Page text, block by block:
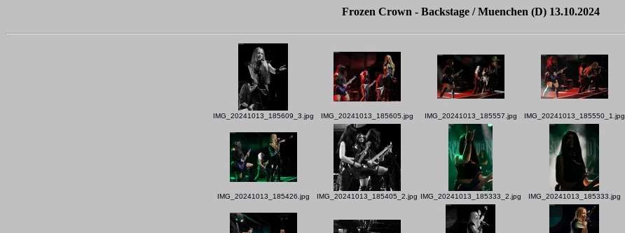
Frozen Crown - Backstage / Muenchen (D) 13.10.2024
IMG_20241013_185609_3.jpg IMG_20241013_185605.jpg IMG_20241013_185557.jpg IMG_20241013_185550_1.jpg
IMG_20241013_185426.jpg IMG_20241013_185405_2.jpg IMG_20241013_185333_2.jpg IMG_20241013_185333.jpg